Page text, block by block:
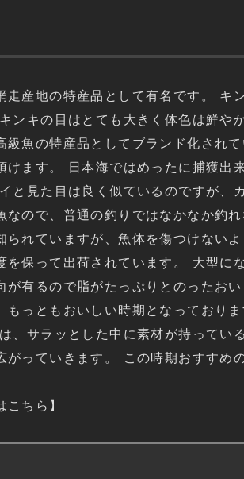
走産地の特産品として有名です。 キ
ンキの目はとても大きく体色は鮮
級魚の特産品としてブランド化され
けます。 日本海ではめったに捕獲出
と見た目は良く似ているのですが
なので、普通の釣りではなかなか釣
られていますが、魚体を傷つけない
を保って出荷されています。 大型
が有るので脂がたっぷりとのったお
もっともおいしい時期となっており
、サラッとした中に素材が持って
がっていきます。 この時期おすすめ
こちら】